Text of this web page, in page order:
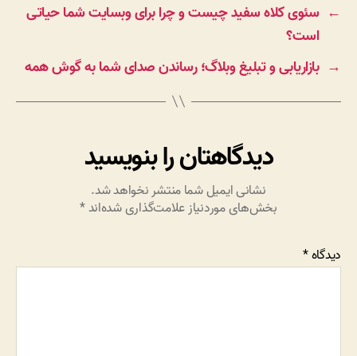
← سئوی کلاه سفید چیست و چرا برای وبسایت شما حیاتی
است؟
→ بازاریابی و تبلیغ وبلاگ؛ رساندن صدای شما به گوش همه
دیدگاهتان را بنویسید
نشانی ایمیل شما منتشر نخواهد شد.
بخش‌های موردنیاز علامت‌گذاری شده‌اند*
دیدگاه*